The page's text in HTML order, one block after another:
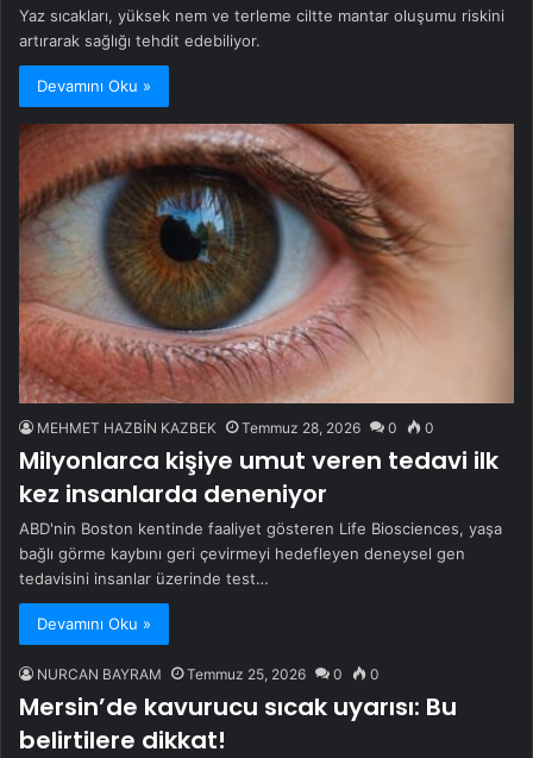
Yaz sıcakları, yüksek nem ve terleme ciltte mantar oluşumu riskini
artırarak sağlığı tehdit edebiliyor.
Devamını Oku »
MEHMET HAZBİN KAZBEK Temmuz 28, 2026 0 0
Milyonlarca kişiye umut veren tedavi ilk
kez insanlarda deneniyor
ABD'nin Boston kentinde faaliyet gösteren Life Biosciences, yaşa
bağlı görme kaybını geri çevirmeyi hedefleyen deneysel gen
tedavisini insanlar üzerinde test…
Devamını Oku »
NURCAN BAYRAM Temmuz 25, 2026 0 0
Mersin’de kavurucu sıcak uyarısı: Bu
belirtilere dikkat!